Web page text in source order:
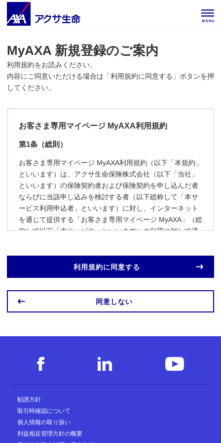
MENU
MyAXA 新規登録のご案内
利用規約をお読みください。
内容にご同意いただける場合は「利用規約に同意する」ボタンを押
してください。
お客さま専用マイページ MyAXA利用規約
第1条（総則）
お客さま専用マイページ MyAXA利用規約（以下「本規約」
といいます）は、アクサ生命保険株式会社（以下「当社」
といいます）の保険契約者および保険契約を申し込んだ者
ならびに当該申し込みを検討する者（以下総称して「本サ
ービス利用申込者」といいます）に対し、インターネット
を通じて提供する「お客さま専用マイページ MyAXA」（総
称して以下「本サービス」といいます）の利用に対して適
用者」といいます。
1. 本サービスの利用登録を行うことができるのは、本サー
ビス利用申込者本人（契約者が法人の場合は、法人の代表
す。ただし、本サービス利用申込者本人であっても以下に
(1) 成年後見制度利用者
(2) 企業保険（団体定期保険・団体年金保険）の加入者さま
契約のみをお持ちのお客さま
2. 本サービスの利用登録希望者は、本規約の規定に同意の
上、当社が定める手順にて行う本人確認を受けるものと
し、本人確認ができなかった場合は、本サービスを利用で
利用規約に同意する
同意しない
勧誘方針
取引時確認について
個人情報の取り扱い
利益相反管理方針の概要